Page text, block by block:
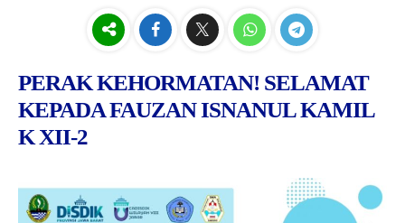
SNBP
PERAK KEHORMATAN! SELAMAT
KEPADA FAUZAN ISNANUL KAMIL
K XII-2